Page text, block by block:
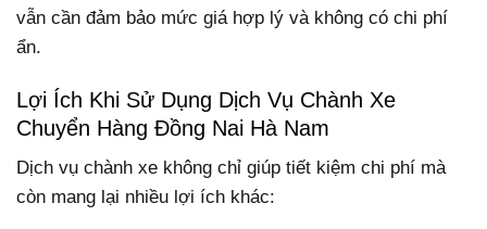
vẫn cần đảm bảo mức giá hợp lý và không có chi phí
ẩn.
Lợi Ích Khi Sử Dụng Dịch Vụ Chành Xe
Chuyển Hàng Đồng Nai Hà Nam
Dịch vụ chành xe không chỉ giúp tiết kiệm chi phí mà
còn mang lại nhiều lợi ích khác: